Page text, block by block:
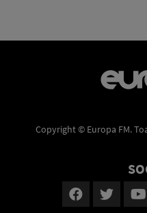
Copyright © Europa FM.